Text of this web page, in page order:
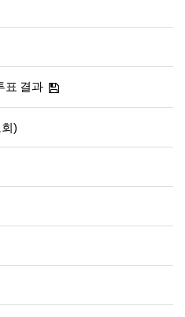
표 결과
)